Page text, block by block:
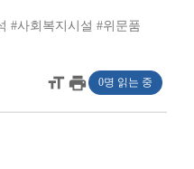
#사회복지시설 #위문품
format_sizeprint 0명 읽는 중